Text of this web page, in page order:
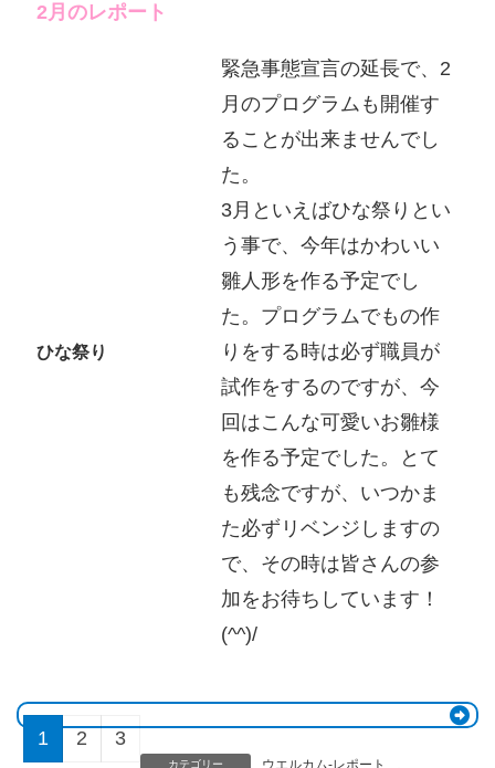
2月のレポート
ひな祭り
緊急事態宣言の延長で、2
月のプログラムも開催す
ることが出来ませんでし
た。
3月といえばひな祭りとい
う事で、今年はかわいい
雛人形を作る予定でし
た。プログラムでもの作
りをする時は必ず職員が
試作をするのですが、今
回はこんな可愛いお雛様
を作る予定でした。とて
も残念ですが、いつかま
た必ずリベンジしますの
で、その時は皆さんの参
加をお待ちしています！
(^^)/
1 2 3
カテゴリー ウエルカム-レポート
、